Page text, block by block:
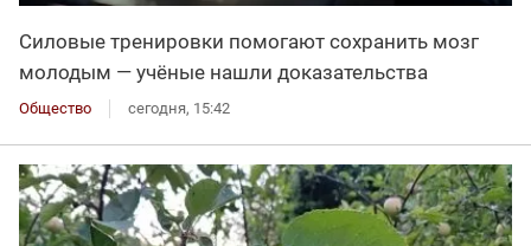
Силовые тренировки помогают сохранить мозг
молодым — учёные нашли доказательства
Общество сегодня, 15:42